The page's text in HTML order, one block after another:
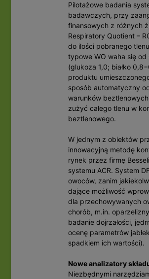
Pilotażowe badania
badawczych, przy
finansowych z różnych
Respiratory Quotient –
do ilości pobranego
typowe WO waha się
(glukoza 1,0; białko
produktu
sposób automatyczny
warunków
zużyć całego tlenu w
beztlenowego.
W jednym z obiektów
innowacyjną metodę
rynek przez firmę
systemu ACR. System
owoców, zanim
dające możliwość
dla przechowywanych
chorób, m.in.
badanie dojrzałości,
ocenę parametrów
spadkiem ich wartości).
Nowe analizatory
Niezbędnymi